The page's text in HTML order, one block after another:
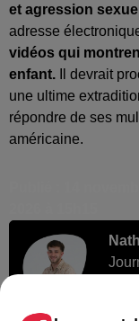
et agression
adresse
vidéos qui
enfant. Il devrait
une ultime
répondre de ses
américaine.